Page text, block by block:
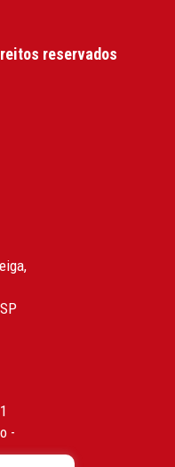
reservados
-